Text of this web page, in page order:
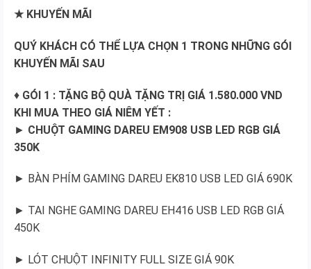
★ KHUYẾN MÃI
QUÝ KHÁCH CÓ THỂ LỰA CHỌN 1 TRONG NHỮNG GÓI
KHUYẾN MÃI SAU
♦ GÓI 1 : TẶNG BỘ QUÀ TẶNG TRỊ GIÁ 1.580.000 VND
KHI MUA THEO GIÁ NIÊM YẾT :
► CHUỘT GAMING DAREU EM908 USB LED RGB GIÁ
350K
► BÀN PHÍM GAMING DAREU EK810 USB LED GIÁ 690K
► TAI NGHE GAMING DAREU EH416 USB LED RGB GIÁ
450K
► LÓT CHUỘT INFINITY FULL SIZE GIÁ 90K